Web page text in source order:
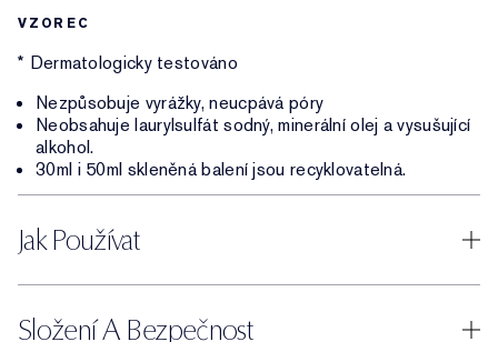
VZOREC
* Dermatologicky testováno
Nezpůsobuje vyrážky, neucpává póry
Neobsahuje laurylsulfát sodný, minerální olej a vysušující
alkohol.
30ml i 50ml skleněná balení jsou recyklovatelná.
Jak Používat
Složení A Bezpečnost